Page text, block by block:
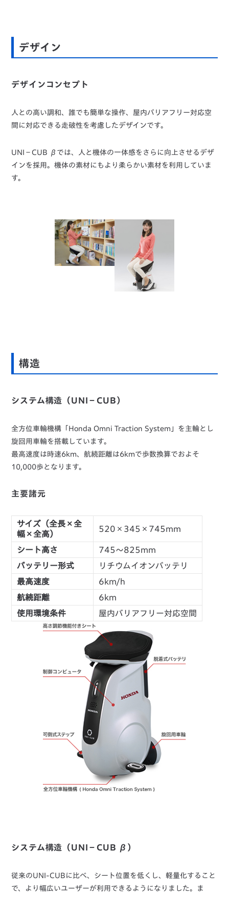
デザイン
デザインコンセプト
人との高い調和、誰でも簡単な操作、屋内バリアフリー対応空
間に対応できる走破性を考慮したデザインです。
UNI－CUB βでは、人と機体の一体感をさらに向上させるデザ
インを採用。機体の素材にもより柔らかい素材を利用していま
す。
構造
システム構造（UNI－CUB）
全方位車輪機構「Honda Omni Traction System」を主輪とし
旋回用車輪を搭載しています。
最高速度は時速6km、航続距離は6kmで歩数換算でおよそ
10,000歩となります。
主要諸元
サイズ（全長×全
幅×全高）
520×345×745mm
シート高さ
745～825mm
バッテリー形式
リチウムイオンバッテリ
最高速度
6km/h
航続距離
6km
使用環境条件
屋内バリアフリー対応空間
システム構造（UNI－CUB β）
従来のUNI-CUBに比べ、シート位置を低くし、軽量化すること
で、より幅広いユーザーが利用できるようになりました。ま